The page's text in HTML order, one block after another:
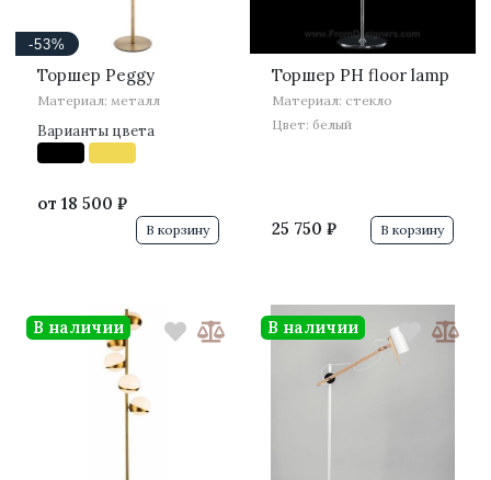
-53%
Торшер Peggy
Материал: металл
Варианты цвета
от 18 500 ₽
В корзину
Торшер PH floor lamp
Материал: стекло
Цвет: белый
25 750 ₽ В корзину
В наличии В наличии